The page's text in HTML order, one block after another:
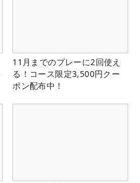
11月までのプレーに2回使え
る！コース限定3,500円クー
ポン配布中！